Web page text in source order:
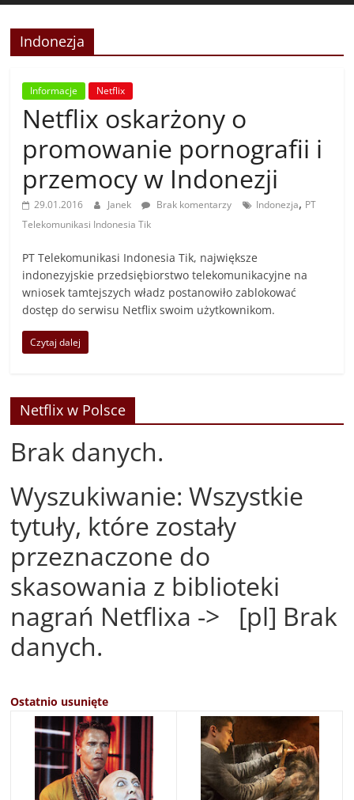
Indonezja
Informacje Netflix
Netflix oskarżony o
promowanie pornografii i
przemocy w Indonezji
29.01.2016 Janek Brak komentarzy Indonezja, PT
Telekomunikasi Indonesia Tik
PT Telekomunikasi Indonesia Tik, największe
indonezyjskie przedsiębiorstwo telekomunikacyjne na
wniosek tamtejszych władz postanowiło zablokować
dostęp do serwisu Netflix swoim użytkownikom.
Czytaj dalej
Netflix w Polsce
Brak danych.
Wyszukiwanie: Wszystkie
tytuły, które zostały
przeznaczone do
skasowania z biblioteki
nagrań Netflixa -> [pl] Brak
danych.
Ostatnio usunięte